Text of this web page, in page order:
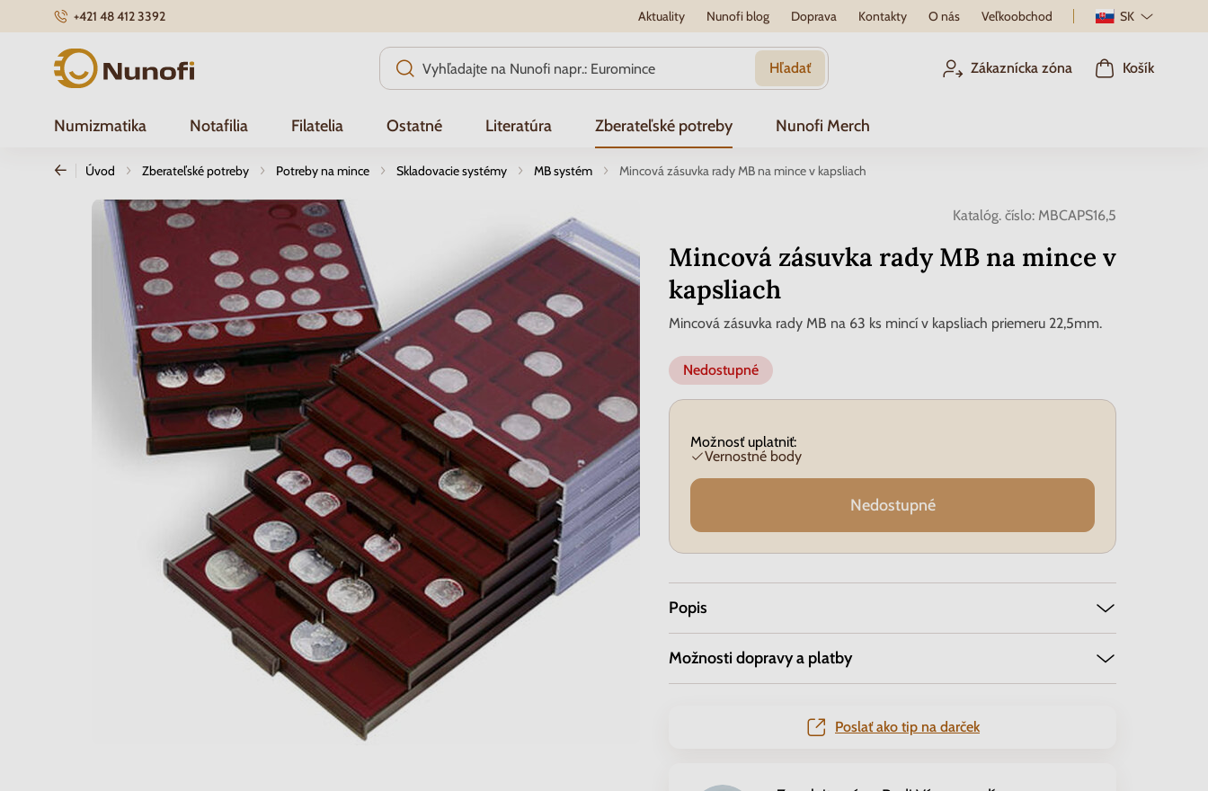
+421 48 412 3392 Aktuality Nunofi blog Doprava Kontakty O nás Veľkoobchod SK
Nunofi.sk Hľadať Zákaznícka zóna Košík
Numizmatika Notafilia Filatelia Ostatné Literatúra Zberateľské potreby Nunofi Merch
Úvod Zberateľské potreby Potreby na mince Skladovacie systémy MB systém Mincová zásuvka rady MB na mince v kapsliach
Katalóg. číslo: MBCAPS16,5
Mincová zásuvka rady MB na mince v
kapsliach
Mincová zásuvka rady MB na 63 ks mincí v kapsliach priemeru 22,5mm.
Nedostupné
Možnosť uplatniť:
Vernostné body
Nedostupné
Popis
Možnosti dopravy a platby
Poslať ako tip na darček